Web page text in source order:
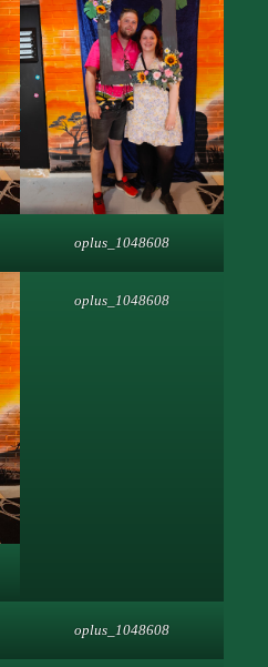
oplus_1048608
oplus_1048608
oplus_1048608